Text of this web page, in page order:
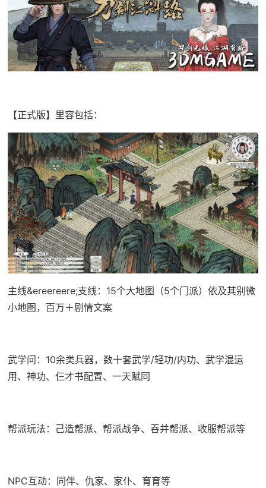
【正式版】里容包括：
主线&ereereere;支线：15个大地图（5个门派）依及其别微
小地图，百万＋剧情文案
武学问：10余类兵器，数十套武学/轻功/内功、武学混运
用、神功、仨才书配置、一天赋同
帮派玩法：己造帮派、帮派战争、吞并帮派、收服帮派等
NPC互动：同伴、仇家、家仆、育育等